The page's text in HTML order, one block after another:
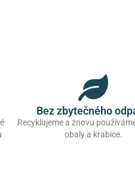
Bez zbytečného
Recyklujeme a znovu
obaly a krabice.